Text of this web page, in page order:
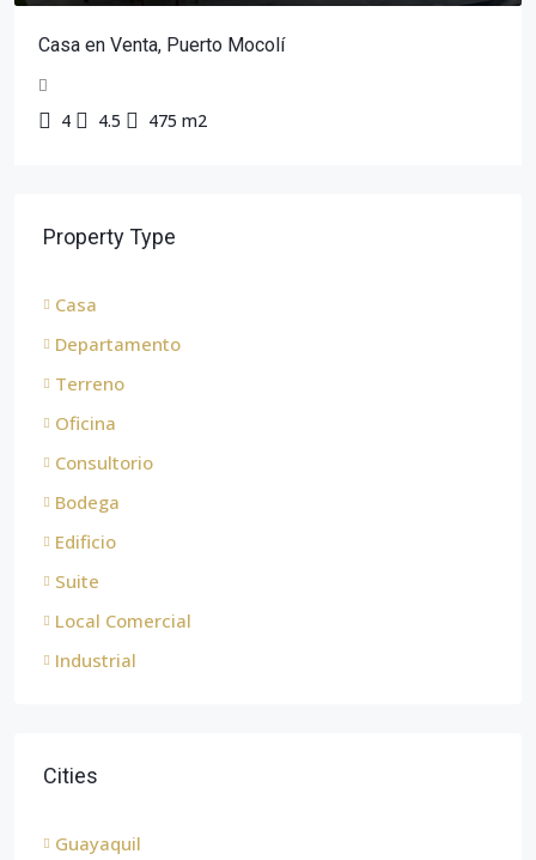
Casa en Venta, Puerto Mocolí
4 4.5 475 m2
Property Type
Casa
Departamento
Terreno
Oficina
Consultorio
Bodega
Edificio
Suite
Local Comercial
Industrial
Cities
Guayaquil